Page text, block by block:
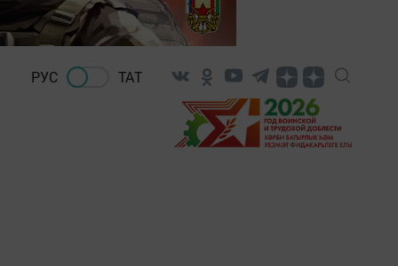
РУС ТАТ